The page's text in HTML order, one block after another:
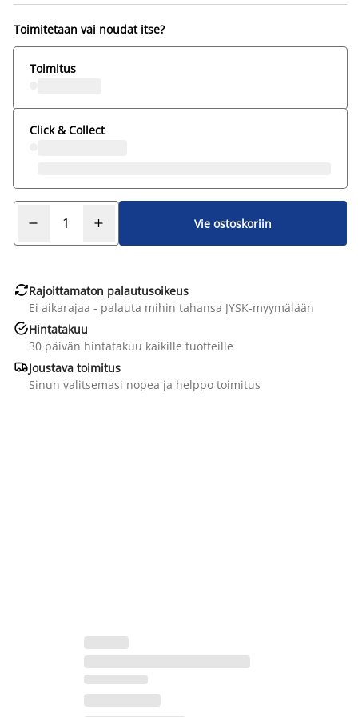
Toimitetaan vai noudat itse?
Toimitus
Click & Collect
Vie ostoskoriin
Rajoittamaton palautusoikeus
Ei aikarajaa - palauta mihin tahansa JYSK-myymälään
Hintatakuu
30 päivän hintatakuu kaikille tuotteille
Joustava toimitus
Sinun valitsemasi nopea ja helppo toimitus